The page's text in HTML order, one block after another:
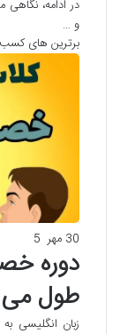
در ادامه،
و …
برترین های کسب
30 مهر 5
دوره
طول
زبان انگلیسی